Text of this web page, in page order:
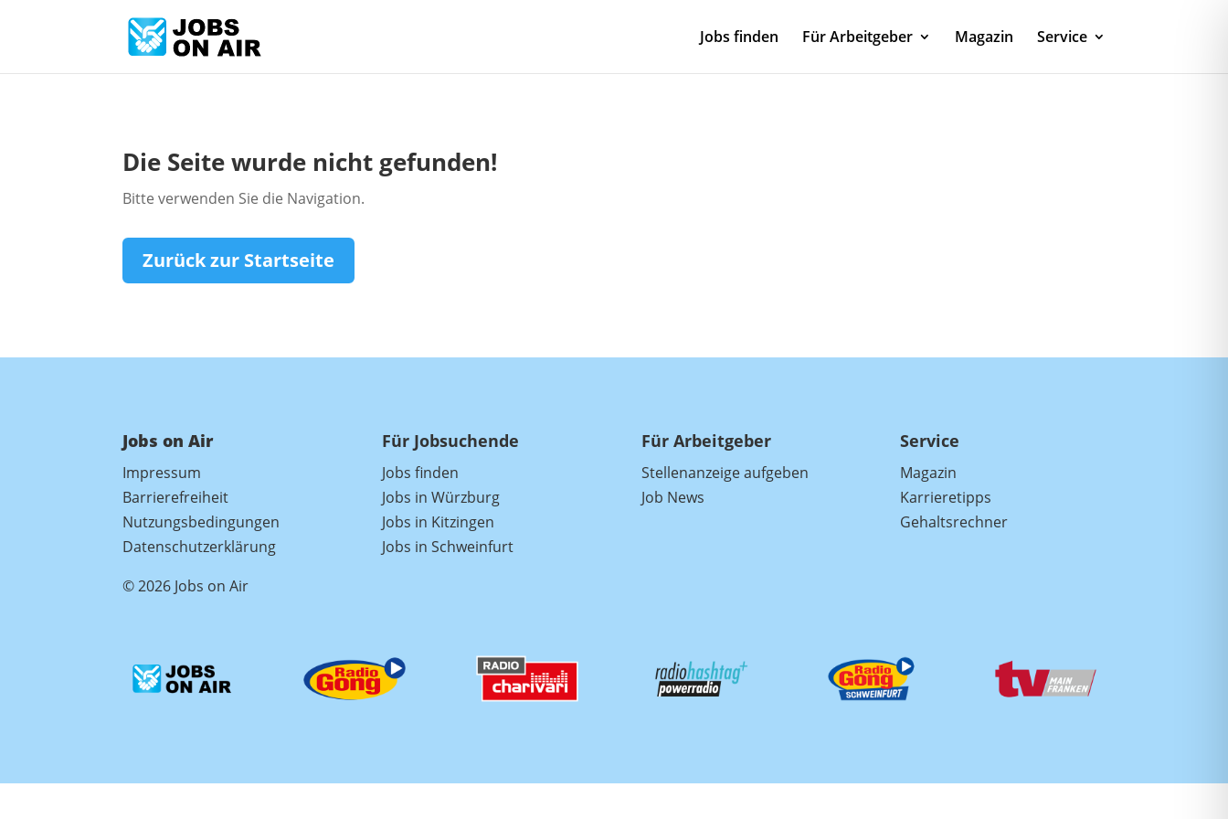
Jobs finden Für Arbeitgeber Magazin Service
Die Seite wurde nicht gefunden!
Bitte verwenden Sie die Navigation.
Zurück zur Startseite
Jobs on Air
Impressum
Barrierefreiheit
Nutzungsbedingungen
Datenschutzerklärung
© 2026 Jobs on Air
Für Jobsuchende
Jobs finden
Jobs in Würzburg
Jobs in Kitzingen
Jobs in Schweinfurt
Für Arbeitgeber
Stellenanzeige aufgeben
Job News
Service
Magazin
Karrieretipps
Gehaltsrechner